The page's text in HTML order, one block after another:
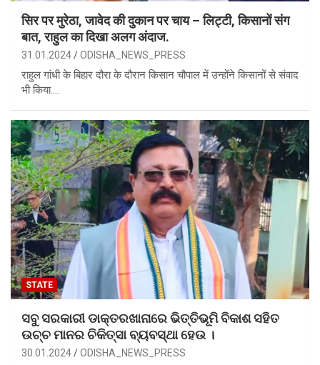
सिर पर मुरेठा, जावेद की दुकान पर चाय – लिट्टी, किसानों संग
बात, राहुल का दिखा अलग अंदाज.
31.01.2024 ODISHA_NEWS_PRESS
राहुल गांधी के बिहार दौरा के दौरान किसान चौपाल में उन्होंने किसानों से संवाद
भी किया.…
STATE
ସବୁ ସରକାରୀ ଡାକ୍ତରଖାନାରେ ଭିତ୍ତିଭୂମି ବିକାଶ ସହିତ
ଉଚ୍ଚ ମାନର ଚିକିତ୍ସା ବ୍ୟବସ୍ଥା ହେଉ ।
30.01.2024 ODISHA_NEWS_PRESS